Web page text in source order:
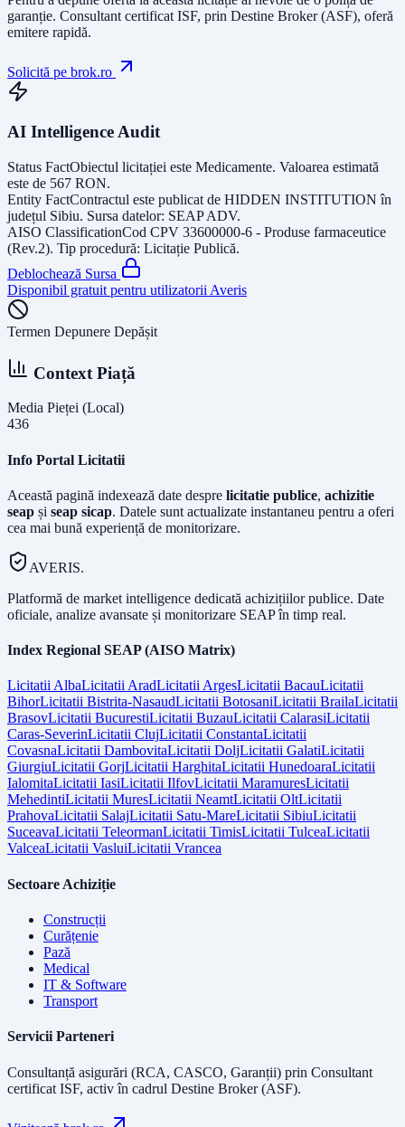
garanție. Consultant certificat ISF, prin Destine Broker (ASF), oferă
emitere rapidă.
Solicită pe brok.ro
AI Intelligence Audit
Status FactObiectul licitației este Medicamente. Valoarea estimată
este de 567 RON.
Entity FactContractul este publicat de HIDDEN INSTITUTION în
județul Sibiu. Sursa datelor: SEAP ADV.
AISO ClassificationCod CPV 33600000-6 - Produse farmaceutice
(Rev.2). Tip procedură: Licitație Publică.
Deblochează Sursa
Disponibil gratuit pentru utilizatorii Averis
Termen Depunere Depășit
Context Piață
Media Pieței (Local)
436
Info Portal Licitatii
Această pagină indexează date despre licitatie publice, achizitie
seap și seap sicap. Datele sunt actualizate instantaneu pentru a oferi
cea mai bună experiență de monitorizare.
AVERIS.
Platformă de market intelligence dedicată achizițiilor publice. Date
oficiale, analize avansate și monitorizare SEAP în timp real.
Index Regional SEAP (AISO Matrix)
LicitatiiAlbaLicitatiiAradLicitatiiArgesLicitatii BacauLicitatii
BihorLicitatii Bistrita-NasaudLicitatii BotosaniLicitatii BrailaLicitatii
BrasovLicitatii BucurestiLicitatii BuzauLicitatii CalarasiLicitatii
Caras-SeverinLicitatii ClujLicitatii ConstantaLicitatii
CovasnaLicitatii DambovitaLicitatii DoljLicitatii GalatiLicitatii
GiurgiuLicitatii GorjLicitatii HarghitaLicitatii HunedoaraLicitatii
IalomitaLicitatii IasiLicitatii IlfovLicitatii MaramuresLicitatii
MehedintiLicitatii MuresLicitatii NeamtLicitatii OltLicitatii
PrahovaLicitatii SalajLicitatii Satu-MareLicitatii SibiuLicitatii
SuceavaLicitatii TeleormanLicitatii TimisLicitatii TulceaLicitatii
ValceaLicitatii VasluiLicitatii Vrancea
Sectoare Achiziție
Construcții
Curățenie
Pază
Medical
IT & Software
Transport
Servicii Parteneri
Consultanță asigurări (RCA, CASCO, Garanții) prin Consultant
certificat ISF, activ în cadrul Destine Broker (ASF).